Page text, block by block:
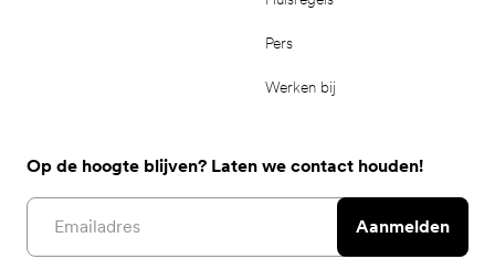
Pers
Werken bij
Op de hoogte blijven? Laten we contact houden!
Email address
Aanmelden